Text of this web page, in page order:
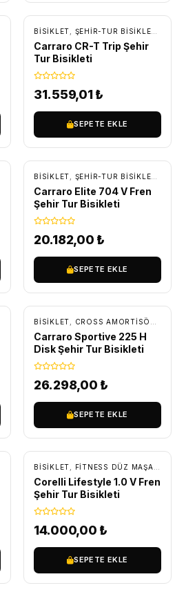
ŞEHIR-TUR BISIKLETLERI
BİSİKLET ŞEHIR-TUR BISIKLETLERI
Carraro CR-T Trip Şehir
Tur Bisikleti
31.559,01₺
SEPETE EKLE
TUR - TREKKING BISIKLETLER
BİSİKLET ŞEHIR-TUR BISIKLETLERI
Carraro Elite 704 V Fren
Şehir Tur Bisikleti
20.182,00 ₺
SEPETE EKLE
,ŞEHIR-TUR BISIKLETLERI
BİSİKLET CROSS AMORTISÖRLÜ BISIKLETLER
Carraro Sportive 225 H
Disk Şehir Tur Bisikleti
26.298,00 ₺
SEPETE EKLE
,ŞEHIR-TUR BISIKLETLERI
BİSİKLET FITNESS DÜZ MAŞA BISIKLETLER
Corelli Lifestyle 1.0 V Fren
Şehir Tur Bisikleti
14.000,00 ₺
SEPETE EKLE